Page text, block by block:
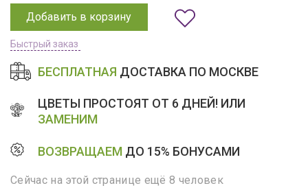
Добавить в корзину
Быстрый заказ
БЕСПЛАТНАЯ ДОСТАВКА ПО МОСКВЕ
ЦВЕТЫ ПРОСТОЯТ ОТ 6 ДНЕЙ! ИЛИ
ЗАМЕНИМ
ВОЗВРАЩАЕМ ДО 15% БОНУСАМИ
Сейчас на этой странице ещё 8 человек